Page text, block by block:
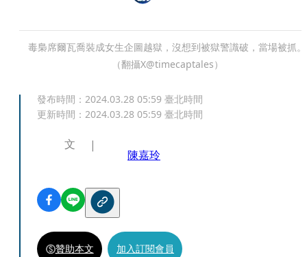
毒梟席爾瓦喬裝成女生企圖越獄，沒想到被獄警識破，當場被抓。
（翻攝X@timecaptales）
發布時間： 2024.03.28 05:59 臺北時間
更新時間： 2024.03.28 05:59 臺北時間
文
陳嘉玲
贊助本文 加入訂閱會員